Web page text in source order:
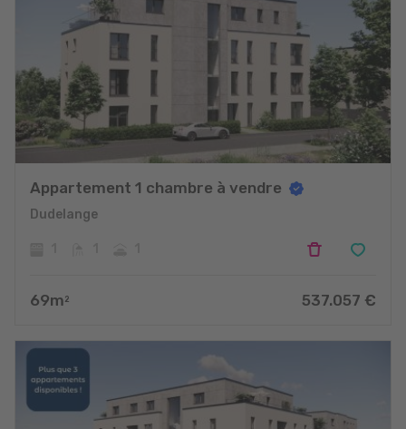
Appartement 1 chambre à vendre
Dudelange
69m 2 537.057 €